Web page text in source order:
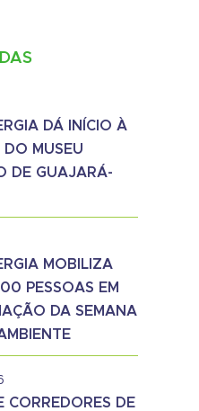
DÁ INÍCIO À
DO MUSEU
DE GUAJARÁ-
MOBILIZA
PESSOAS EM
DA SEMANA
CORREDORES DE